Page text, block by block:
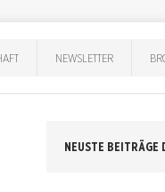
NEWSLETTER
NEUSTE BEITRÄGE